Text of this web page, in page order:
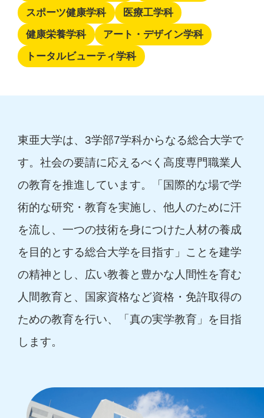
スポーツ健康学科
医療工学科
健康栄養学科
アート・デザイン学科
トータルビューティ学科
東亜大学は、3学部7学科からなる総合大学で
す。社会の要請に応えるべく高度専門職業人
の教育を推進しています。「国際的な場で学
術的な研究・教育を実施し、他人のために汗
を流し、一つの技術を身につけた人材の養成
を目的とする総合大学を目指す」ことを建学
の精神とし、広い教養と豊かな人間性を育む
人間教育と、国家資格など資格・免許取得の
ための教育を行い、「真の実学教育」を目指
します。